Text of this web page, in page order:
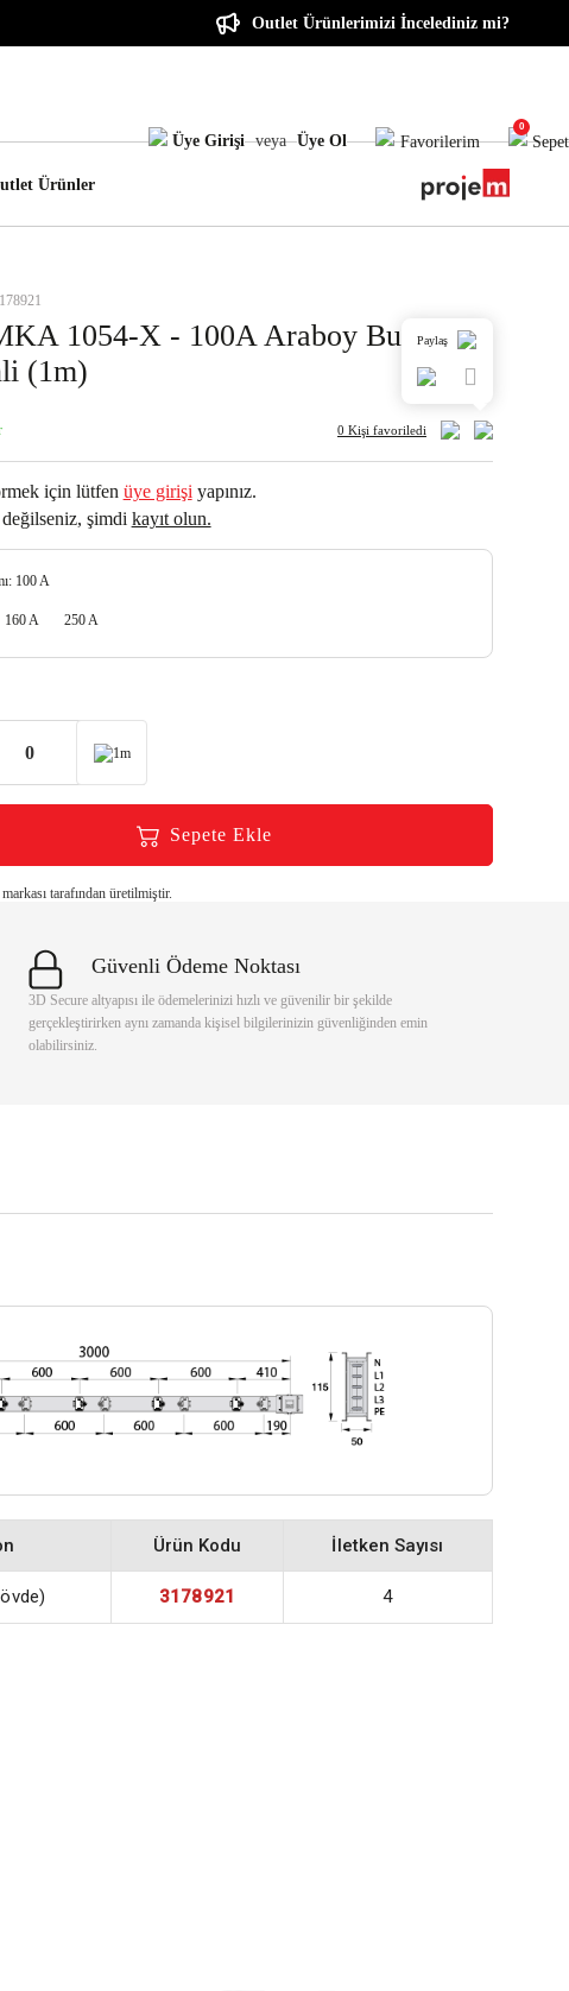
Outlet Ürünlerimizi İncelediniz mi?
Üye Girişi veya Üye Ol Favorilerim
0
Sepet
Ürünler
1054-X - 100A Araboy Busbar 4
(1m)
0 Kişi favoriledi
Paylaş
için lütfen üye girişi yapınız.
şimdi kayıt olun.
100 A
160 A 250 A
1m
Sepete Ekle
tarafından üretilmiştir.
Güvenli Ödeme Noktası
3D Secure altyapısı ile ödemelerinizi hızlı ve güvenilir bir şekilde
gerçekleştirirken aynı zamanda kişisel bilgilerinizin güvenliğinden emin
olabilirsiniz.
Ürün Kodu İletken Sayısı
3178921 4